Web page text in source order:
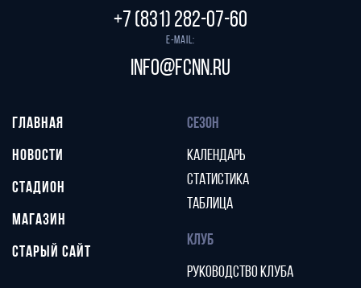
+7 (831) 282-07-60
E-mail:
info@fcnn.ru
ГЛАВНАЯ
НОВОСТИ
СТАДИОН
МАГАЗИН
СТАРЫЙ САЙТ
СЕЗОН
КАЛЕНДАРЬ
СТАТИСТИКА
ТАБЛИЦА
КЛУБ
РУКОВОДСТВО КЛУБА